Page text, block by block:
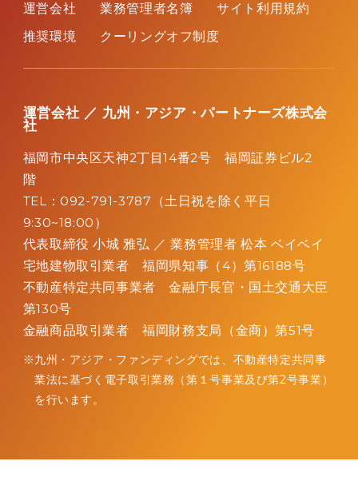
運営会社 業務管理者名簿
サイト利用規約
推奨環境
クーリングオフ制度
運営会社 ／ 九州・アジア・パートナーズ株式会
社
福岡市中央区天神2丁目14番2号 福岡証券ビル2
階
TEL：092-791-3787（土日祝を除く平日
9:30~18:00）
代表取締役 小城 雅弘 ／業務管理者 松本 ベイベイ
宅地建物取引業者 福岡県知事（4）第16188号
不動産特定共同事業者 金融庁長官・国土交通大臣
第130号
金融商品取引業者 福岡財務支局（金商）第51号
九州・アジア・ファンディングでは、不動産特定共同事
業法に基づく電子取引業務（第１号事業及び第2号事業）
を行います。